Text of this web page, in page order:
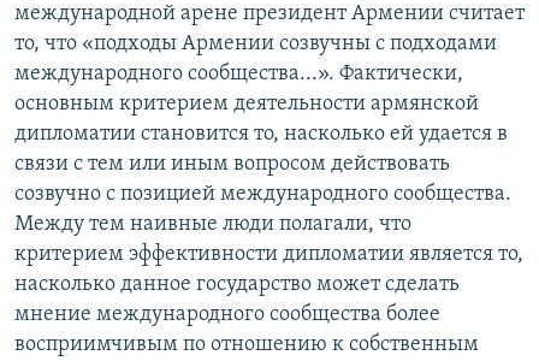
международной арене президент Армении считает
то, что «подходы Армении созвучны с подходами
международного сообщества...». Фактически,
основным критерием деятельности армянской
дипломатии становится то, насколько ей удается в
связи с тем или иным вопросом действовать
созвучно с позицией международного сообщества.
Между тем наивные люди полагали, что
критерием эффективности дипломатии является то,
насколько данное государство может сделать
мнение международного сообщества более
восприимчивым по отношению к собственным